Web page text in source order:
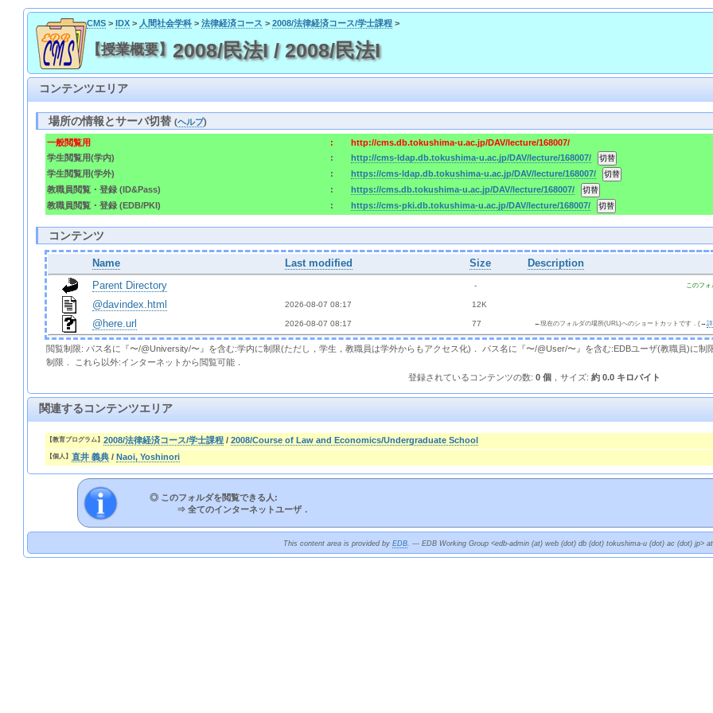
CMS> IDX> 人間社会学科> 法律経済コース > 2008/法律経済コース/学士課程>
【授業概要】 2008/民法I / 2008/民法I
コンテンツエリア
場所の情報とサーバ切替(ヘルプ)
一般閲覧用 :
http://cms.db.tokushima-u.ac.jp/DAV/lecture/168007/
学生閲覧用(学内)
:
http://cms-ldap.db.tokushima-u.ac.jp/DAV/lecture/168007/
学生閲覧用(学外)
:
https://cms-ldap.db.tokushima-u.ac.jp/DAV/lecture/168007/
教職員閲覧・登録 (ID&Pass)
:
https://cms.db.tokushima-u.ac.jp/DAV/lecture/168007/
教職員閲覧・登録 (EDB/PKI)
: https://cms-pki.db.tokushima-u.ac.jp/DAV/lecture/168007/
コンテンツ
Name Last modified Size
Description
Parent Directory
  -
このフ
@davindex.html 2026-08-07 08:17 12K
@here.url 2026-08-07 08:17 77 ←現在のフォルダの場所(URL)へのショートカットです．(→
閲覧制限: パス名に『〜/@University/〜』を含む:学内に制限(ただし，学生，教職員は学外からもアクセス化)． パス名に『〜/@User/〜』を含む:EDBユーザ(教職員)に
制限． これら以外:インターネットから閲覧可能．
登録されているコンテンツの数:0 個 ，サイズ:約 0.0 キロバイト
関連するコンテンツエリア
【教育プログラム】2008/法律経済コース/学士課程 /2008/Course of Law and Economics/Undergraduate School
【個人】直井 義典 /Naoi, Yoshinori
◎ このフォルダを閲覧できる人:
⇒全てのインターネットユーザ．
This content area is provided byEDB. --- EDB Working Group <edb-admin (at) web (dot) db (dot) tokushima-u (dot) ac (dot) jp>